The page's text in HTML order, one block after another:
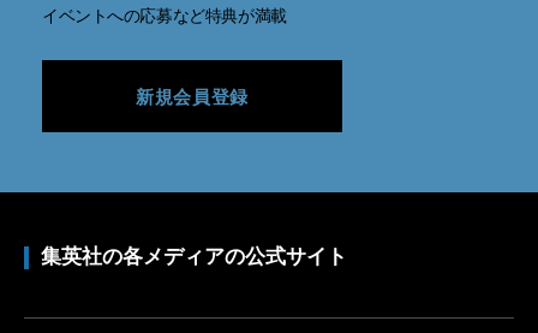
イベントへの応募など特典が満載
新規会員登録
集英社の各メディアの公式サイト